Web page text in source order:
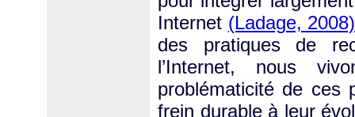
Internet (Ladage, 2008)
des pratiques de
l’Internet, nous
problématicité de ces
frein durable à leur